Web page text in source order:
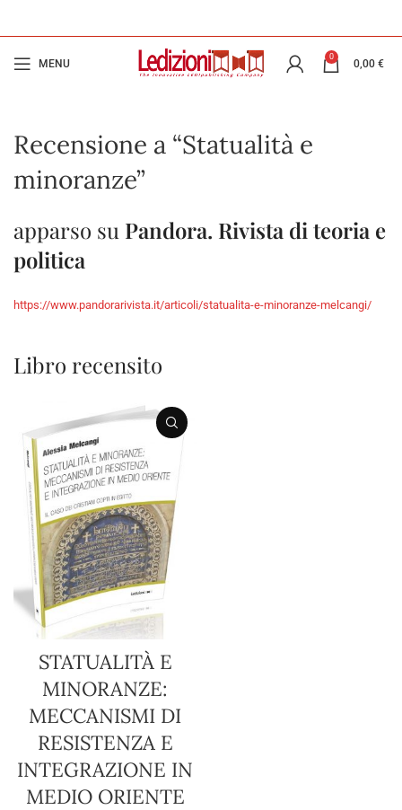
MENU
0
0,00 €
Recensione a “Statualità e
minoranze”
apparso su Pandora. Rivista di teoria e
politica
https://www.pandorarivista.it/articoli/statualita-e-minoranze-melcangi/
Libro recensito
STATUALITÀ E
MINORANZE:
MECCANISMI DI
RESISTENZA E
INTEGRAZIONE IN
MEDIO ORIENTE